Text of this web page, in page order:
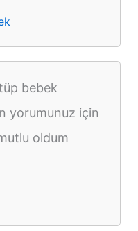
bebek
yorumunuz için
oldum